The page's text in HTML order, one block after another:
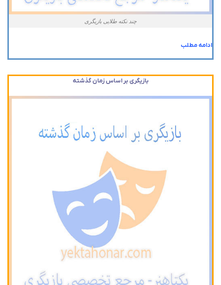
چند نکته طلایی بازیگری
ادامه مطلب
بازیگری بر اساس زمان گذشته